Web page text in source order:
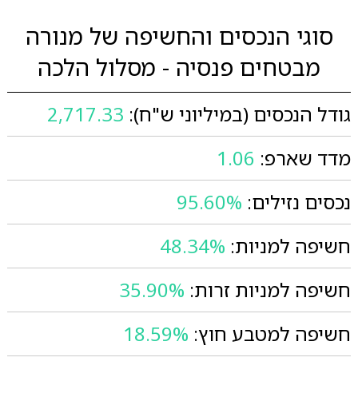
סוגי הנכסים והחשיפה של מנורה
מבטחים פנסיה - מסלול הלכה
גודל הנכסים (במיליוני ש"ח): 2,717.33
מדד שארפ: 1.06
נכסים נזילים: 95.60%
חשיפה למניות: 48.34%
חשיפה למניות זרות: 35.90%
חשיפה למטבע חוץ: 18.59%